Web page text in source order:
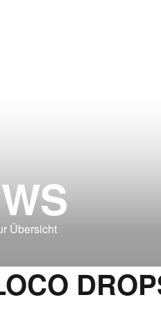
Übersicht